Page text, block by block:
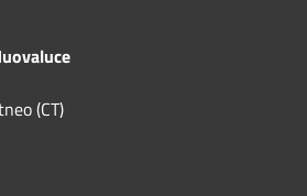
(CT)